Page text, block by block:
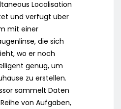
Localisation
und verfügt über
mit einer
die sich
wo er noch
genug, um
zu erstellen.
sammelt Daten
von Aufgaben,